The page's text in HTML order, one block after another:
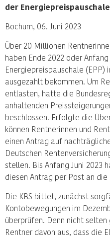
der
Bochum, 06. Juni 2023
Über 20 Millionen
haben Ende 2022 oder
Energiepreispauschale (EPP)
ausgezahlt bekommen. Um
entlasten, hatte die
anhaltenden
beschlossen. Erfolgte die
können Rentnerinnen und
einen Antrag auf
Deutschen
stellen. Bis Anfang Juni 2023
diesen Antrag per Post an die
Die KBS bittet, zunächst
Kontobewegungen im
überprüfen. Denn nicht
Rentner davon aus, dass die